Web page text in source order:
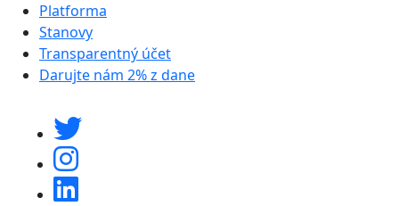
Platforma
Stanovy
Transparentný účet
Darujte nám 2% z dane